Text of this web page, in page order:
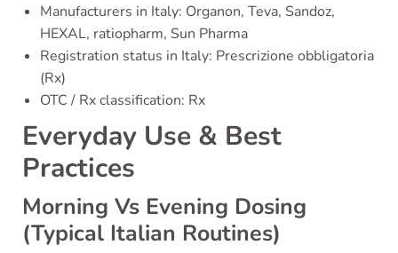
Manufacturers in Italy: Organon, Teva, Sandoz,
HEXAL, ratiopharm, Sun Pharma
Registration status in Italy: Prescrizione obbligatoria
(Rx)
OTC / Rx classification: Rx
Everyday Use & Best
Practices
Morning Vs Evening Dosing
(Typical Italian Routines)